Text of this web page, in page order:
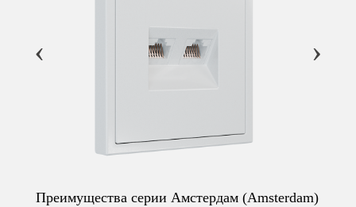
‹ ›
Преимущества серии Амстердам (Amsterdam)